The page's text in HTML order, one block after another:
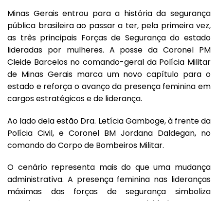
Minas Gerais entrou para a história da segurança
pública brasileira ao passar a ter, pela primeira vez,
as três principais Forças de Segurança do estado
lideradas por mulheres. A posse da Coronel PM
Cleide Barcelos no comando-geral da Polícia Militar
de Minas Gerais marca um novo capítulo para o
estado e reforça o avanço da presença feminina em
cargos estratégicos e de liderança.
Ao lado dela estão Dra. Letícia Gamboge, à frente da
Polícia Civil, e Coronel BM Jordana Daldegan, no
comando do Corpo de Bombeiros Militar.
O cenário representa mais do que uma mudança
administrativa. A presença feminina nas lideranças
máximas das forças de segurança simboliza